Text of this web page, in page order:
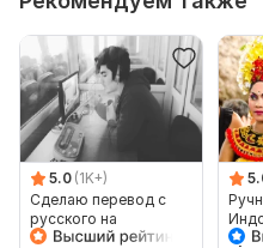
5.0 (1K+)
Сделаю перевод с
русского на
английский и